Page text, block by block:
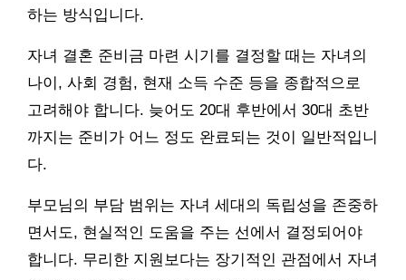
하는 방식입니다.
자녀 결혼 준비금 마련 시기를 결정할 때는 자녀의
나이, 사회 경험, 현재 소득 수준 등을 종합적으로
고려해야 합니다. 늦어도 20대 후반에서 30대 초반
까지는 준비가 어느 정도 완료되는 것이 일반적입니
다.
부모님의 부담 범위는 자녀 세대의 독립성을 존중하
면서도, 현실적인 도움을 주는 선에서 결정되어야
합니다. 무리한 지원보다는 장기적인 관점에서 자녀